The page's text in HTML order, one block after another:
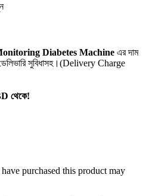
Diabetes Machine এর দাম
সুবিধাসহ।(Delivery Charge
থেকে!
purchased this product may